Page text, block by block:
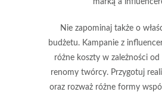
marką a
Nie zapominaj także o
budżetu. Kampanie z
różne koszty w zależności od
renomy twórcy. Przygotuj
oraz rozważ różne formy